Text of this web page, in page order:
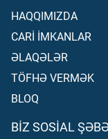
HAQQIMIZDA
CARİ İMKANLAR
ƏLAQƏLƏR
TÖFHƏ VERMƏK
BLOQ
BIZ SOSIAL